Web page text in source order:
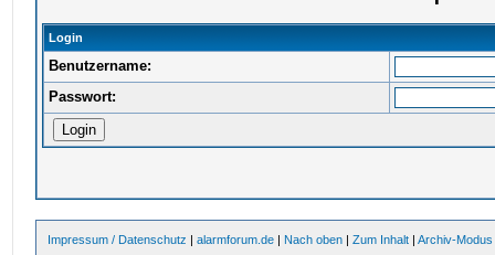
Login
Benutzername:
Passwort:
Impressum / Datenschutz |alarmforum.de | Nach oben |Zum Inhalt |Archiv-Modus